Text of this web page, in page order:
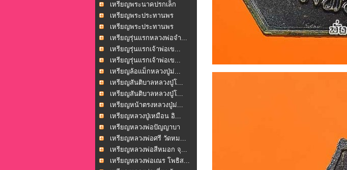
เหรียญพระนาคปรกเล็ก
หลว...เหรียญพระประทานพร
วัดพ...เหรียญพระประทานพร
วัดพ...เหรียญรุ่นแรกหลวงพ่อจำ...
เหรียญรุ่นแรกเจ้าพ่อเข...
เหรียญรุ่นแรกเจ้าพ่อเข...
เหรียญล้อแม็กหลวงปู่ม่...
เหรียญสันติบาลหลวงปู่โ...
เหรียญสันติบาลหลวงปู่โ...
เหรียญหน้าตรงหลวงปู่ม่...
เหรียญหลวงปู่เหมือน อิ...
เหรียญหลวงพ่อปัญญาบา
รม...
เหรียญหลวงพ่อศรี วัดหม...
เหรียญหลวงพ่อสีหมอก จุ...
เหรียญหลวงพ่อเณร โพธิส...